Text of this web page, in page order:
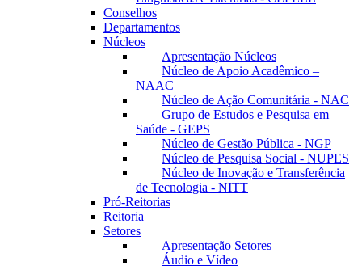
Conselhos
Departamentos
Núcleos
Apresentação Núcleos
Núcleo de Apoio Acadêmico –
NAAC
Núcleo de Ação Comunitária - NAC
Grupo de Estudos e Pesquisa em
Saúde - GEPS
Núcleo de Gestão Pública - NGP
Núcleo de Pesquisa Social - NUPES
Núcleo de Inovação e Transferência
de Tecnologia - NITT
Pró-Reitorias
Reitoria
Setores
Apresentação Setores
Áudio e Vídeo